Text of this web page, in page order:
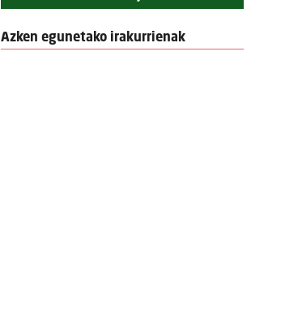
Azken egunetako irakurrienak